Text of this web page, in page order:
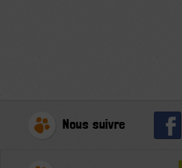
Nous suivre